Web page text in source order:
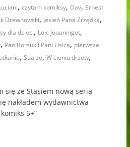
, czytam komiksy, Dav, Ernest
Drewnowski, Jesień Pana Zrzędka,
dla dzieci, Loic Jouannigot,
, Pan Borsuk i Pani Lisica, pierwsze
, Sualzo, W cieniu drzew,
się ze Stasiem nową serią
nakładem wydawnictwa
5+”